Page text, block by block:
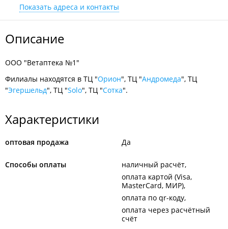
Показать адреса и контакты
Описание
ООО "Ветаптека №1"
Филиалы находятся в ТЦ "Орион", ТЦ "Андромеда", ТЦ
"Эгершельд", ТЦ "Solo", ТЦ "Сотка".
Характеристики
оптовая продажа Да
Способы оплаты
наличный расчёт
оплата картой (Visa,
MasterCard, МИР)
оплата по qr-коду
оплата через расчётный
счёт